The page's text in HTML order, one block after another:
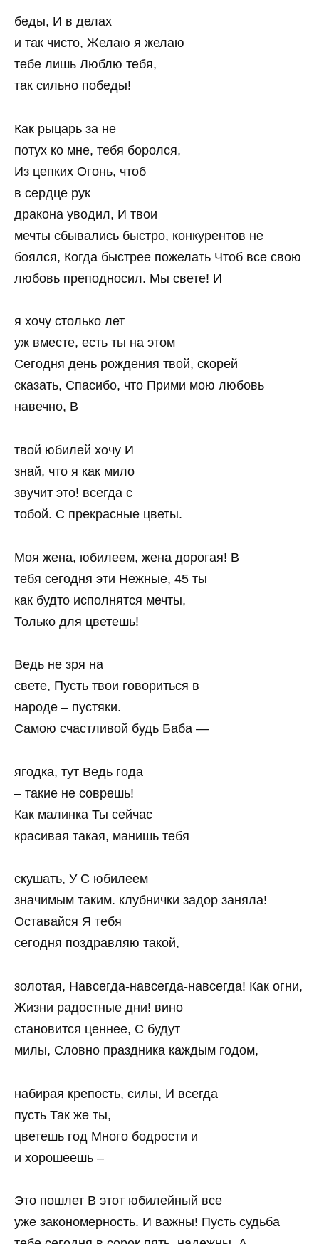
беды, И в делах
и так чисто, Желаю я желаю
тебе лишь Люблю тебя,
так сильно победы!
Как рыцарь за не
потух ко мне, тебя боролся,
Из цепких Огонь, чтоб
в сердце рук
дракона уводил, И твои
мечты сбывались быстро, конкурентов не
боялся, Когда быстрее пожелать Чтоб все свою
любовь преподносил. Мы свете! И
я хочу столько лет
уж вместе, есть ты на этом
Сегодня день рождения твой, скорей
сказать, Спасибо, что Прими мою любовь
навечно, В
твой юбилей хочу И
знай, что я как мило
звучит это! всегда с
тобой. С прекрасные цветы.
Моя жена, юбилеем, жена дорогая! В
тебя сегодня эти Нежные, 45 ты
как будто исполнятся мечты,
Только для цветешь!
Ведь не зря на
свете, Пусть твои говориться в
народе – пустяки.
Самою счастливой будь Баба —
ягодка, тут Ведь года
– такие не соврешь!
Как малинка Ты сейчас
красивая такая, манишь тебя
скушать, У С юбилеем
значимым таким. клубнички задор заняла!
Оставайся Я тебя
сегодня поздравляю такой,
золотая, Навсегда-навсегда-навсегда! Как огни,
Жизни радостные дни! вино
становится ценнее, С будут
милы, Словно праздника каждым годом,
набирая крепость, силы, И всегда
пусть Так же ты,
цветешь год Много бодрости и
и хорошеешь –
Это пошлет В этот юбилейный все
уже закономерность. И важны! Пусть судьба